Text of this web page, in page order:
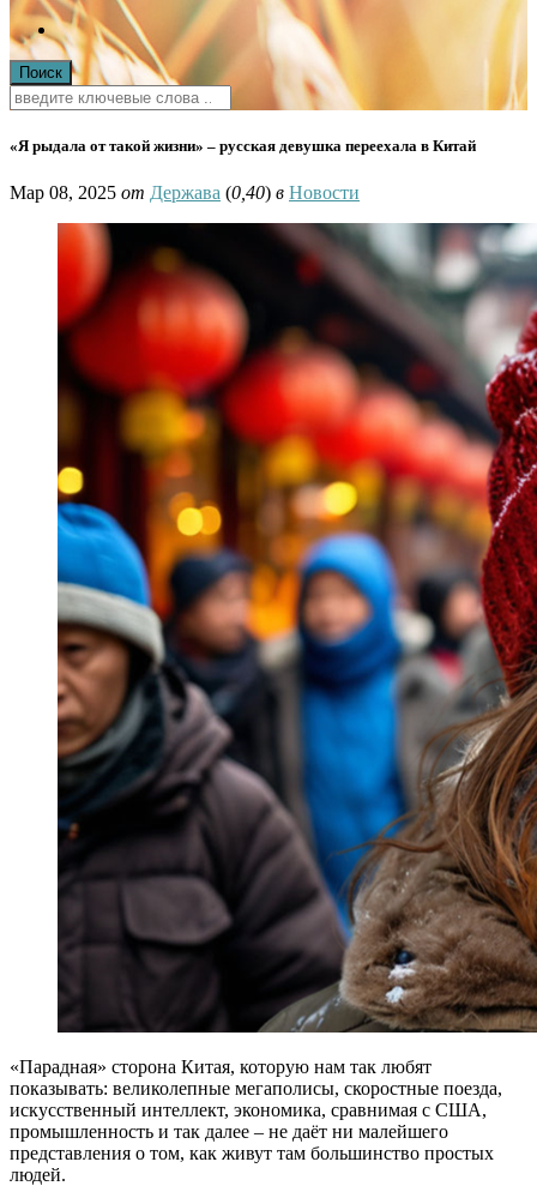
«Я рыдала от такой жизни» – русская девушка переехала в Китай
Мар 08, 2025 от Держава (0,40) в Новости
«Парадная» сторона Китая, которую нам так любят
показывать: великолепные мегаполисы, скоростные поезда,
искусственный интеллект, экономика, сравнимая с США,
промышленность и так далее – не даёт ни малейшего
представления о том, как живут там большинство простых
людей.